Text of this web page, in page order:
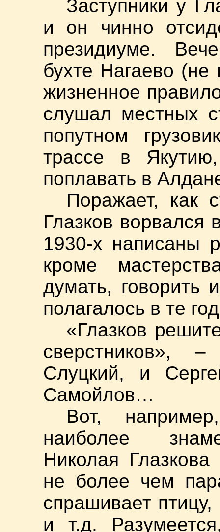
Заступники у
и он чинно
президиуме.
бухте Нагаево
жизненное
слушал местных
попутном
трассе в
поплавать в
Поражает, как
Глазков ворвался
1930-х написаны
кроме
думать, говорить
полагалось в те
«Глазков
сверстников»,
Слуцкий, и
Самойлов…
Вот,
наиболее
Николая
не более чем
спрашивает
и т.д.